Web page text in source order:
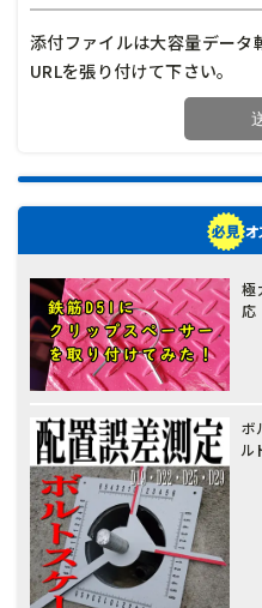
添付ファイルは大容量データ
URLを張り付けて下さい。
極
応
ボ
ル